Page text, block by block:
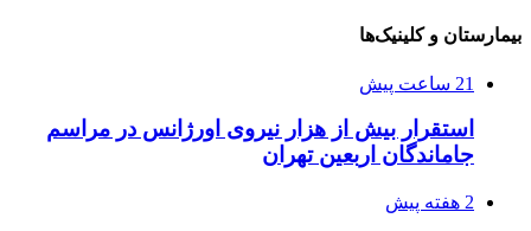
بیمارستان و کلینیک‌ها
21 ساعت پیش
استقرار بیش از هزار نیروی اورژانس در مراسم
جاماندگان اربعین تهران
2 هفته پیش